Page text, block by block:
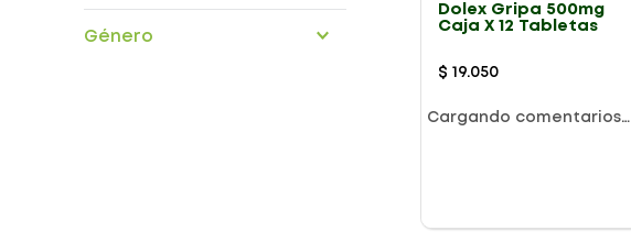
Género
Dolex Gripa 500mg
Caja X 12 Tabletas
$ 19.050
Cargando comentarios…